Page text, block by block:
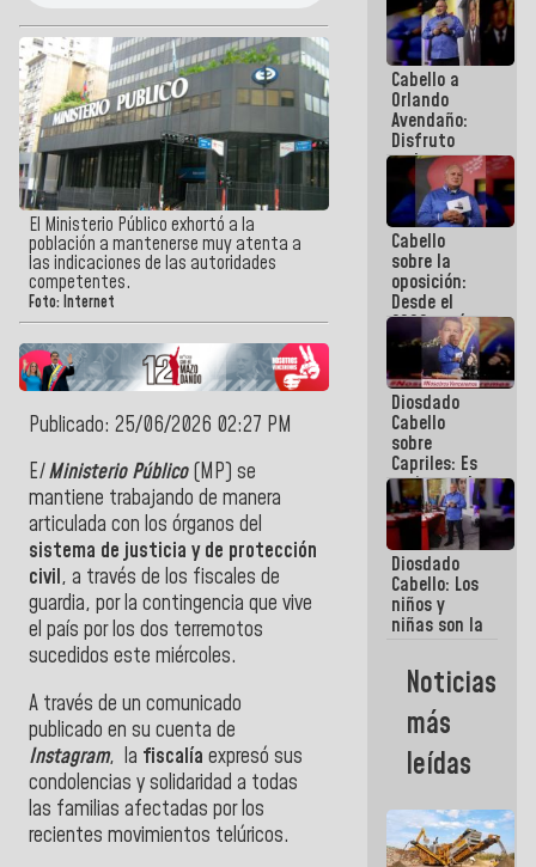
El Ministerio Público exhortó a la
población a mantenerse muy atenta a
las indicaciones de las autoridades
competentes.
Foto: Internet
Publicado: 25/06/2026 02:27 PM
ElMinisterio Público(MP) se
mantiene trabajando de manera
articulada con los órganos del
sistema de justicia y de protección
civil, a través de los fiscales de
guardia, por la contingencia que vive
el país por los dos terremotos
sucedidos este miércoles.
A través de un comunicado
publicado en su cuenta de
Instagram, la fiscalía expresó sus
condolencias y solidaridad a todas
las familias afectadas por los
recientes movimientos telúricos.
actual es la
más
dividida de
la historia
de
Venezuela
Cabello a
Orlando
Avendaño:
Disfruto
cada vez
que escribes
porque lo
que haces
es
embarrarla
Cabello
sobre la
oposición:
Desde el
2002 están
intentando
quemar el
país ante la
ausencia de
políticos
verdaderos
Diosdado
Cabello
sobre
Capriles: Es
un inmoral
de la
política
Diosdado
Cabello: Los
niños y
niñas son la
fundamental
de lo que
estamos
haciendo
Noticias
más
leídas